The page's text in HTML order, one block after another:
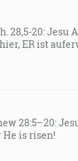
28,5-20: Jesu
ER ist
28:5–20:
He is risen!